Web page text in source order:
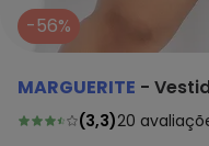
-56%
MARGUERITE -
(3,3)20